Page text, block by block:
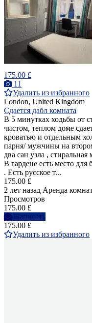
175.00 £
11
Удалить из избранного
London, United Kingdom
Сдается дабл комната
В 5 минутках ходьбы от
чистом, теплом доме
кроватью и отдельным
парня/ мужчины на
два сан узла ,
В гардене есть место
. Есть русское т...
175.00 £
2 лет назад Аренда
Просмотров
175.00 £
Написать
175.00 £
Удалить из избранного